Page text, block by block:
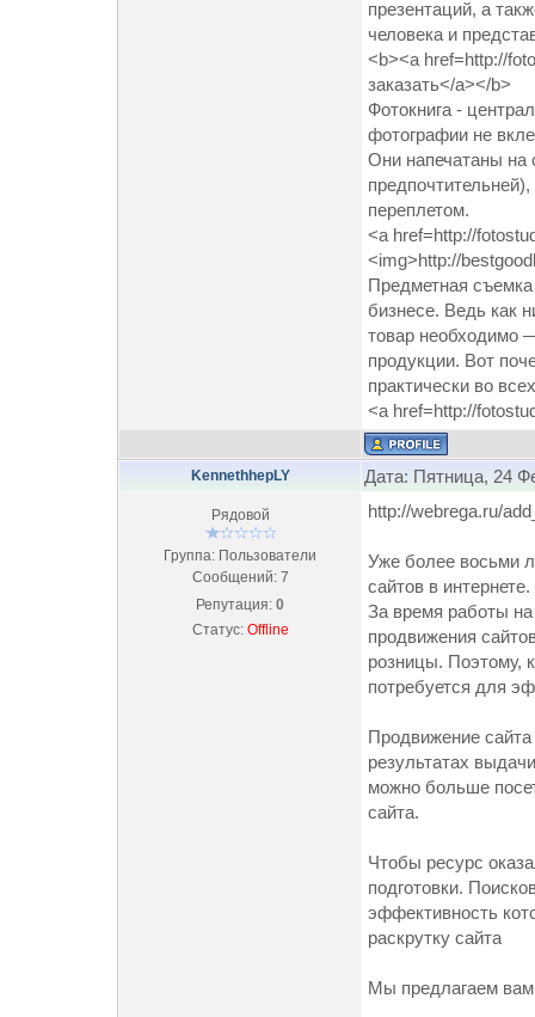
презентаций, а
человека и
<b><a href=http://
заказать</a></b>
Фотокнига -
фотографии не
Они напечатаны на
переплетом.
<a href=http://
<img>http://
Предметная
бизнесе. Ведь как
товар необходимо
продукции. Вот
практически во
<a href=http://
KennethhepLY Дата: Пятница, 24
Рядовой
Группа: Пользователи
Сообщений: 7
Репутация: 0
Статус: Offline
http://webrega.ru/
Уже более восьми
сайтов в интернете.
За время работы на
продвижения
розницы. Поэтому,
потребуется для
Продвижение
результатах
можно больше
сайта.
Чтобы ресурс
подготовки.
эффективность
раскрутку сайта
Мы предлагаем